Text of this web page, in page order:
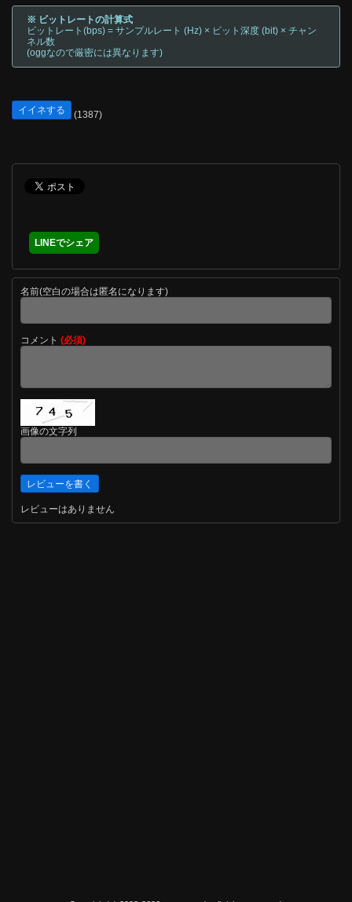
※ ビットレートの計算式
ビットレート(bps) = サンプルレート (Hz) × ビット深度 (bit) × チャン
ネル数
(oggなので厳密には異なります)
イイネする (1387)
LINEでシェア
名前(空白の場合は匿名になります)
コメント (必須)
画像の文字列
レビューはありません